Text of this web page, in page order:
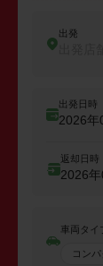
出発
出発日時
2026年
返却日時
2026
車両タイ
コン